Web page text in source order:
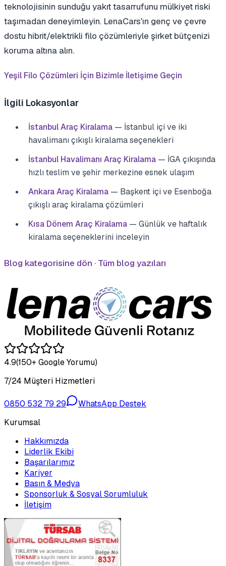
teknolojisinin sunduğu yakıt tasarrufunu mülkiyet riski
taşımadan deneyimleyin. LenaCars'ın genç ve çevre
dostu hibrit/elektrikli filo çözümleriyle şirket bütçenizi
koruma altına alın.
Yeşil Filo Çözümleri İçin Bizimle İletişime Geçin
İlgili Lokasyonlar
İstanbul Araç Kiralama — İstanbul içi ve iki
havalimanı çıkışlı kiralama seçenekleri
İstanbul Havalimanı Araç Kiralama — İGA çıkışında
hızlı teslim ve şehir merkezine esnek ulaşım
Ankara Araç Kiralama — Başkent içi ve Esenboğa
çıkışlı araç kiralama çözümleri
Kısa Dönem Araç Kiralama — Günlük ve haftalık
kiralama seçeneklerini inceleyin
Blog kategorisine dön · Tüm blog yazıları
4.9(150+ Google Yorumu)
7/24 Müşteri Hizmetleri
0850 532 79 29
WhatsApp Destek
Kurumsal
Hakkımızda
Liderlik Ekibi
Başarılarımız
Kariyer
Basın & Medya
Sponsorluk & Sosyal Sorumluluk
İletişim